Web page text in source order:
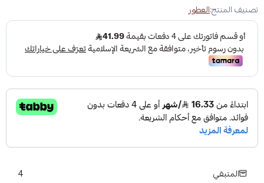
تصنيف المنتج:العطور
المتبقي 4